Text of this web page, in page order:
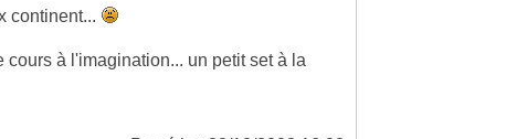
continent...
à l'imagination... un petit set à la